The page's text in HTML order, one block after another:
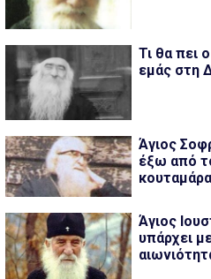
Τι θα πει
εμάς στη
Άγιος
έξω από
κουταμάρα
Άγιος
υπάρχει